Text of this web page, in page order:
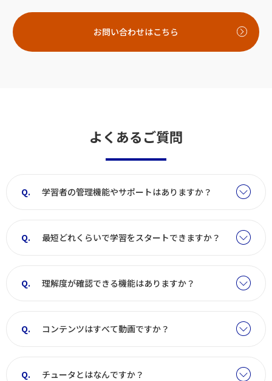
お問い合わせはこちら
よくあるご質問
学習者の管理機能やサポートはありますか？
最短どれくらいで学習をスタートできますか？
理解度が確認できる機能はありますか？
コンテンツはすべて動画ですか？
チュータとはなんですか？